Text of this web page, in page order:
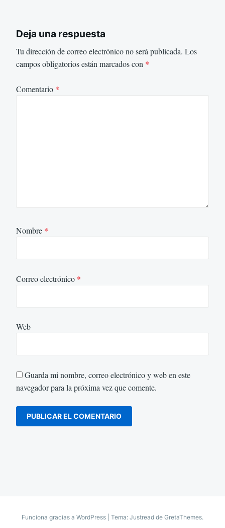
Deja una respuesta
Tu dirección de correo electrónico no será publicada. Los
campos obligatorios están marcados con *
Comentario *
Nombre *
Correo electrónico *
Web
Guarda mi nombre, correo electrónico y web en este
navegador para la próxima vez que comente.
Funciona gracias a WordPress Tema: Justread de GretaThemes.